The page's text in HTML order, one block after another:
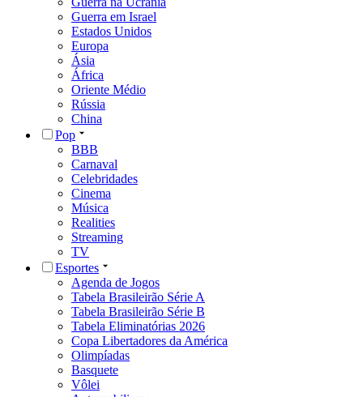
Guerra em Israel
Estados Unidos
Europa
Ásia
África
Oriente Médio
Rússia
China
Pop
BBB
Carnaval
Celebridades
Cinema
Música
Realities
Streaming
TV
Esportes
Agenda de Jogos
Tabela Brasileirão Série A
Tabela Brasileirão Série B
Tabela Eliminatórias 2026
Copa Libertadores da América
Olimpíadas
Basquete
Vôlei